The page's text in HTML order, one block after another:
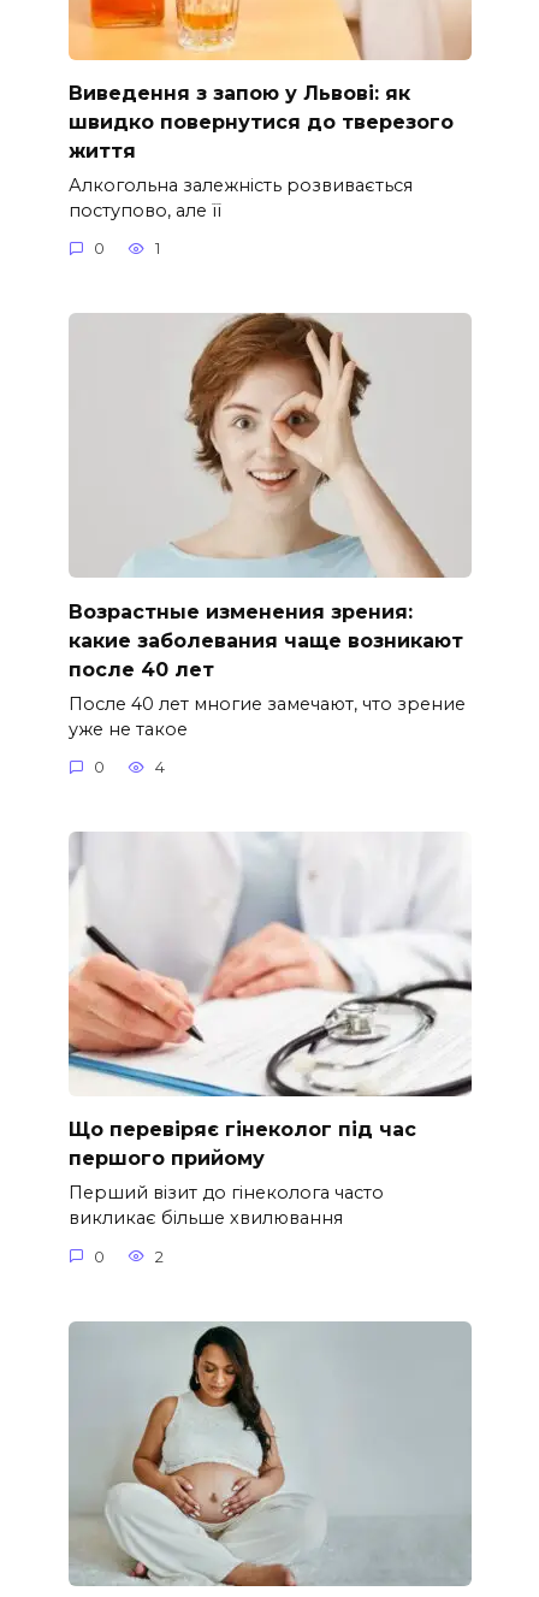
Виведення з запою у Львові: як
швидко повернутися до тверезого
життя
Алкогольна залежність розвивається
поступово, але її
0 1
Возрастные изменения зрения:
какие заболевания чаще возникают
после 40 лет
После 40 лет многие замечают, что зрение
уже не такое
0 4
Що перевіряє гінеколог під час
першого прийому
Перший візит до гінеколога часто
викликає більше хвилювання
0 2